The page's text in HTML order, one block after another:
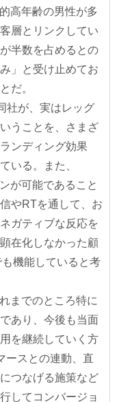
高年齢の男性が多
層とリンクしてい
半数を占めるとの
」と受け止めてお
だ。
社が、実はレッグ
うことを、さまざ
ンディング効果
いる。また、
が可能であること
やRTを通して、お
ガティブな反応を
在化しなかった顧
機能していると考
までのところ特に
あり、今後も当面
を継続していく方
ースとの連動、直
つなげる施策など
してコンバージョ